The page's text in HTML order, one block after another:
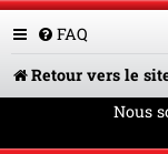
FAQ
Retour vers le
Nous